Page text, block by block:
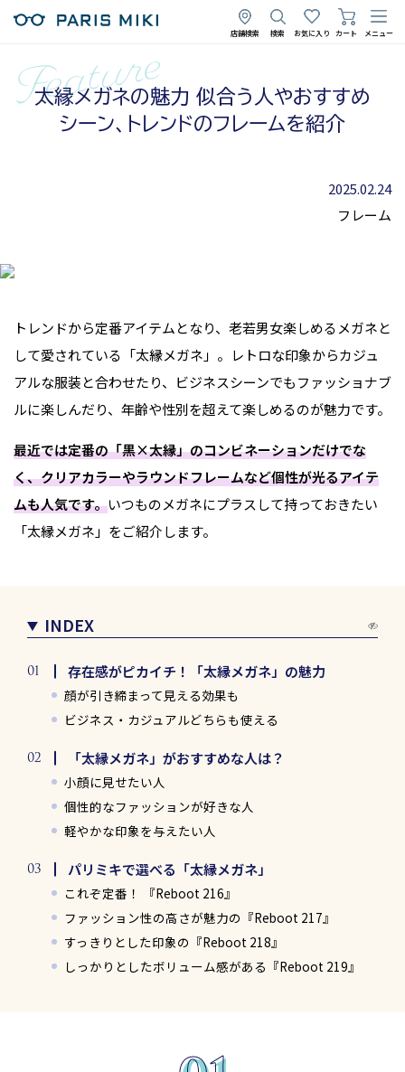
店舗検索 検索 お気に入り カート メニュー
太縁メガネの魅力 似合う人やおすすめ
シーン、トレンドのフレームを紹介
2025.02.24
フレーム
トレンドから定番アイテムとなり、老若男女楽しめるメガネと
して愛されている「太縁メガネ」。レトロな印象からカジュ
アルな服装と合わせたり、ビジネスシーンでもファッショナブ
ルに楽しんだり、年齢や性別を超えて楽しめるのが魅力です。
最近では定番の「黒×太縁」のコンビネーションだけでな
く、クリアカラーやラウンドフレームなど個性が光るアイテ
ムも人気です。いつものメガネにプラスして持っておきたい
「太縁メガネ」をご紹介します。
INDEX
存在感がピカイチ！「太縁メガネ」の魅力
顔が引き締まって見える効果も
ビジネス・カジュアルどちらも使える
「太縁メガネ」がおすすめな人は？
小顔に見せたい人
個性的なファッションが好きな人
軽やかな印象を与えたい人
パリミキで選べる「太縁メガネ」
これぞ定番！ 『Reboot 216』
ファッション性の高さが魅力の『Reboot 217』
すっきりとした印象の『Reboot 218』
しっかりとしたボリューム感がある『Reboot 219』